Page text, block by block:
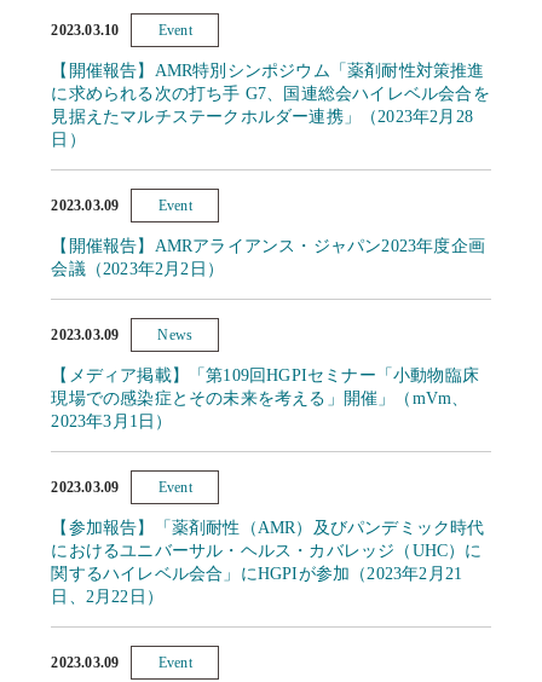
2023.03.10 Event
【開催報告】AMR特別シンポジウム「薬剤耐性対策推進
に求められる次の打ち手 G7、国連総会ハイレベル会合を
見据えたマルチステークホルダー連携」（2023年2月28
日）
2023.03.09 Event
【開催報告】AMRアライアンス・ジャパン2023年度企画
会議（2023年2月2日）
2023.03.09 News
【メディア掲載】「第109回HGPIセミナー「小動物臨床
現場での感染症とその未来を考える」開催」（mVm、
2023年3月1日）
2023.03.09 Event
【参加報告】「薬剤耐性（AMR）及びパンデミック時代
におけるユニバーサル・ヘルス・カバレッジ（UHC）に
関するハイレベル会合」にHGPIが参加（2023年2月21
日、2月22日）
2023.03.09 Event